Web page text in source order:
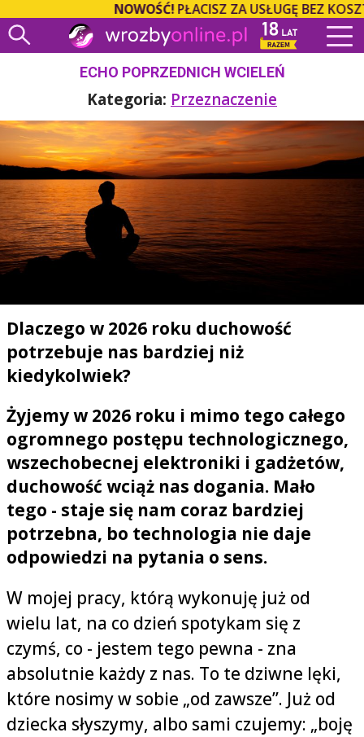
NOWOŚĆ!PŁACISZ ZA USŁUGĘ BEZ
ECHO POPRZEDNICH WCIELEŃ
Kategoria: Przeznaczenie
Dlaczego w 2026 roku duchowość
potrzebuje nas bardziej niż
kiedykolwiek?
Żyjemy w 2026 roku i mimo tego całego
ogromnego postępu technologicznego,
wszechobecnej elektroniki i gadżetów,
duchowość wciąż nas dogania. Mało
tego - staje się nam coraz bardziej
potrzebna, bo technologia nie daje
odpowiedzi na pytania o sens.
W mojej pracy, którą wykonuję już od
wielu lat, na co dzień spotykam się z
czymś, co - jestem tego pewna - zna
absolutnie każdy z nas. To te dziwne lęki,
które nosimy w sobie „od zawsze”. Już od
dziecka słyszymy, albo sami czujemy: „boję